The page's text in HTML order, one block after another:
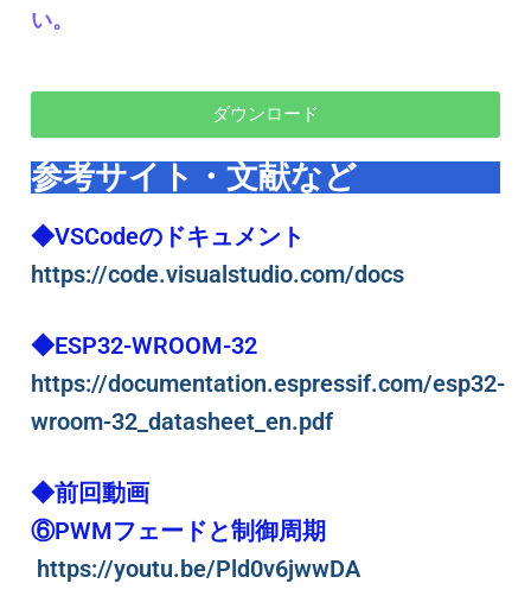
い。
ダウンロード
参考サイト・文献など
◆VSCodeのドキュメント
https://code.visualstudio.com/docs
◆ESP32-WROOM-32
https://documentation.espressif.com/esp32-
wroom-32_datasheet_en.pdf
◆前回動画
⑥PWMフェードと制御周期
https://youtu.be/Pld0v6jwwDA